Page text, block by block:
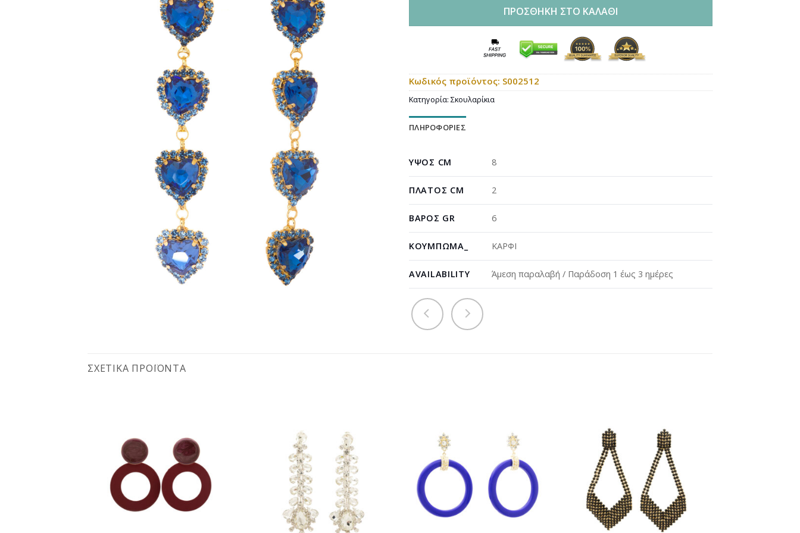
ΠΡΟΣΘΉΚΗ ΣΤΟ ΚΑΛΆΘΙ
Κωδικός προϊόντος: S002512
Κατηγορία: Σκουλαρίκια
ΠΛΗΡΟΦΟΡΊΕΣ
ΎΨΟΣ CM 8
ΠΛΆΤΟΣ CM 2
ΒΆΡΟΣ GR 6
ΚΟΎΜΠΩΜΑ_ ΚΑΡΦΙ
AVAILABILITY Άμεση παραλαβή / Παράδοση 1 έως 3 ημέρες
ΣΧΕΤΙΚΆ ΠΡΟΪΌΝΤΑ
Προσθήκη
wishlist
Προσθήκη
Προσθήκη
στη
wishlist
Προσθήκη
wishlist